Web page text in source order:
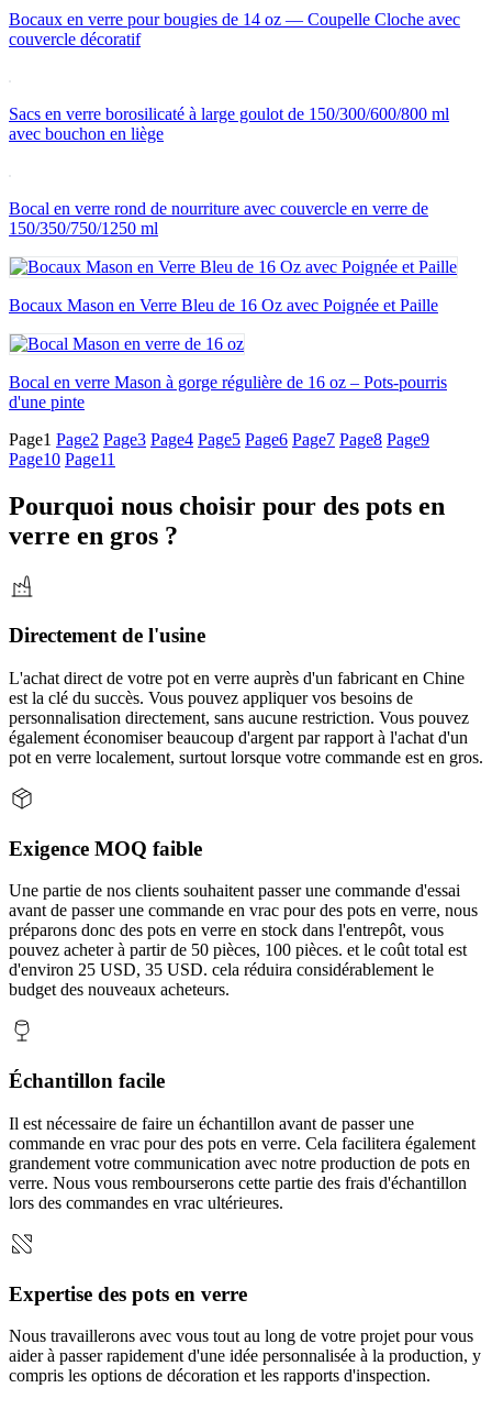
Bocaux en verre pour bougies de 14 oz — Coupelle Cloche avec
couvercle décoratif
Sacs en verre borosilicaté à large goulot de 150/300/600/800 ml
avec bouchon en liège
Bocal en verre rond de nourriture avec couvercle en verre de
150/350/750/1250 ml
Bocaux Mason en Verre Bleu de 16 Oz avec Poignée et Paille
Bocal en verre Mason à gorge régulière de 16 oz – Pots-pourris
d'une pinte
Page1 Page2 Page3 Page4 Page5 Page6 Page7 Page8 Page9
Page10 Page11
Pourquoi nous choisir pour des pots en
verre en gros ?
Directement de l'usine
L'achat direct de votre pot en verre auprès d'un fabricant en Chine
est la clé du succès. Vous pouvez appliquer vos besoins de
personnalisation directement, sans aucune restriction. Vous pouvez
également économiser beaucoup d'argent par rapport à l'achat d'un
pot en verre localement, surtout lorsque votre commande est en gros.
Exigence MOQ faible
Une partie de nos clients souhaitent passer une commande d'essai
avant de passer une commande en vrac pour des pots en verre, nous
préparons donc des pots en verre en stock dans l'entrepôt, vous
pouvez acheter à partir de 50 pièces, 100 pièces. et le coût total est
d'environ 25 USD, 35 USD. cela réduira considérablement le
budget des nouveaux acheteurs.
Échantillon facile
Il est nécessaire de faire un échantillon avant de passer une
commande en vrac pour des pots en verre. Cela facilitera également
grandement votre communication avec notre production de pots en
verre. Nous vous rembourserons cette partie des frais d'échantillon
lors des commandes en vrac ultérieures.
Expertise des pots en verre
Nous travaillerons avec vous tout au long de votre projet pour vous
aider à passer rapidement d'une idée personnalisée à la production, y
compris les options de décoration et les rapports d'inspection.